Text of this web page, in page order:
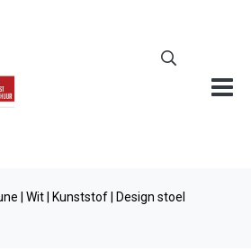
| Wit | Kunststof | Design stoel